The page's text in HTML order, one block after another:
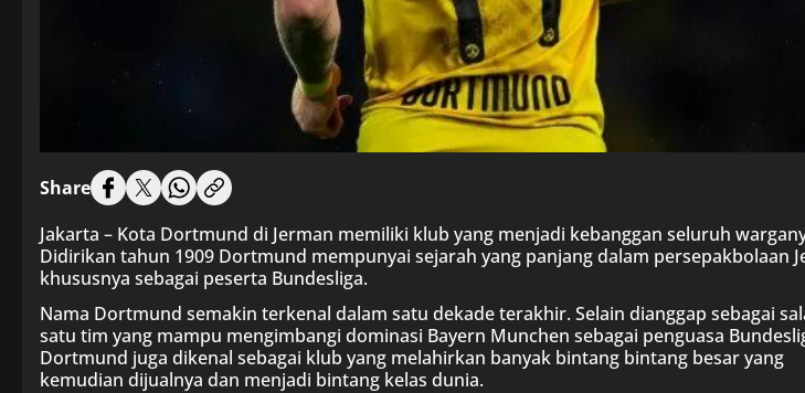
Share
Jakarta – Kota Dortmund di Jerman memiliki klub yang menjadi kebanggan seluruh
Didirikan tahun 1909 Dortmund mempunyai sejarah yang panjang dalam persepakbolaan
khususnya sebagai peserta Bundesliga.
Nama Dortmund semakin terkenal dalam satu dekade terakhir. Selain dianggap sebagai
satu tim yang mampu mengimbangi dominasi Bayern Munchen sebagai penguasa
Dortmund juga dikenal sebagai klub yang melahirkan banyak bintang bintang besar yang
kemudian dijualnya dan menjadi bintang kelas dunia.